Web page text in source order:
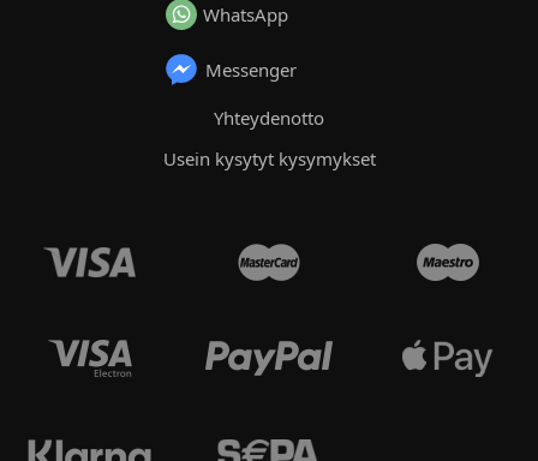
WhatsApp
Messenger
Yhteydenotto
Usein kysytyt kysymykset